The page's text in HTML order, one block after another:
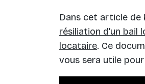
Dans cet article de
résiliation d'un bail
locataire. Ce
vous sera utile